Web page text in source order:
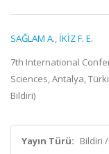
SAĞLAM A., İKİZ F. E.
7th International
Sciences, Antalya,
Bildiri)
Yayın Türü: Bildiri